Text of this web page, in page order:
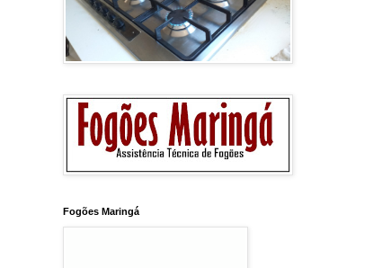
Fogões Maringá